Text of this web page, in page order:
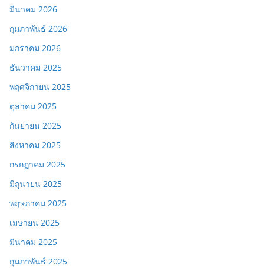
มีนาคม 2026
กุมภาพันธ์ 2026
มกราคม 2026
ธันวาคม 2025
พฤศจิกายน 2025
ตุลาคม 2025
กันยายน 2025
สิงหาคม 2025
กรกฎาคม 2025
มิถุนายน 2025
พฤษภาคม 2025
เมษายน 2025
มีนาคม 2025
กุมภาพันธ์ 2025